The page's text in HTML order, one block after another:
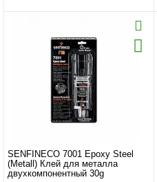
SENFINECO 7001 Epoxy Steel
(Metall) Клей для металла
двухкомпонентный 30g